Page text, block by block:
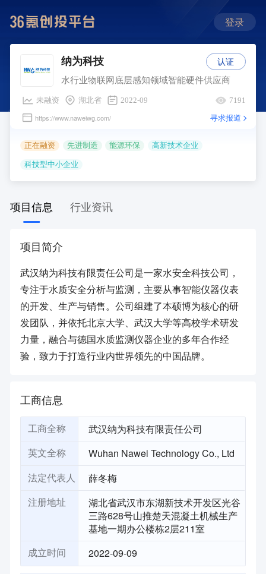
登录
纳为科技
水行业物联网底层感知领域智能硬件供应商
未融资 湖北省 2022-09 7191
https://www.naweiwg.com/ 寻求报道
正在融资 先进制造 能源环保 高新技术企业
科技型中小企业
认证
项目信息 行业资讯
项目简介
武汉纳为科技有限责任公司是一家水安全科技公司，
专注于水质安全分析与监测，主要从事智能仪器仪表
的开发、生产与销售。公司组建了本硕博为核心的研
发团队，并依托北京大学、武汉大学等高校学术研发
力量，融合与德国水质监测仪器企业的多年合作经
验，致力于打造行业内世界领先的中国品牌。
工商信息
工商全称 武汉纳为科技有限责任公司
英文全称 Wuhan Nawei Technology Co., Ltd
法定代表人 薛冬梅
注册地址
湖北省武汉市东湖新技术开发区光谷
三路628号山推楚天混凝土机械生产
基地一期办公楼栋2层211室
成立时间 2022-09-09